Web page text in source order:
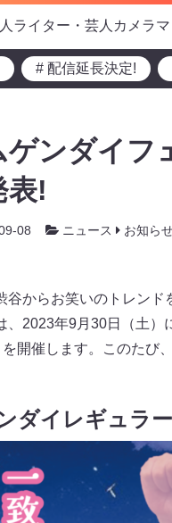
ライター・芸人カメラマ
# 配信延長決定!
ゲンダイ
表!
08 ニュース お知ら
谷からお笑いのトレン
、2023年9月30日（土
を開催します。このたび
ダイレギュラ